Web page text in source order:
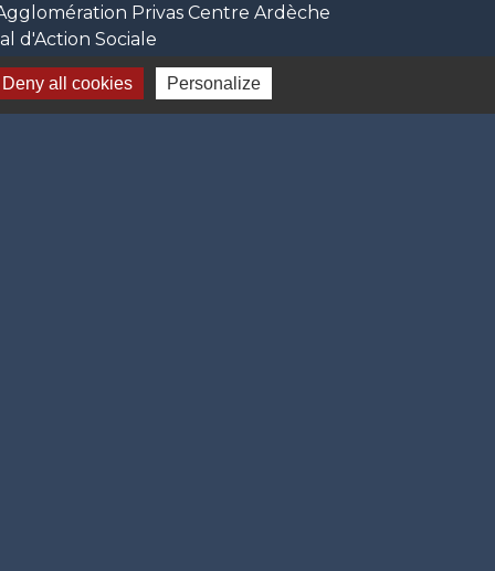
Privas Centre Ardèche
d'Action Sociale
all cookies Personalize